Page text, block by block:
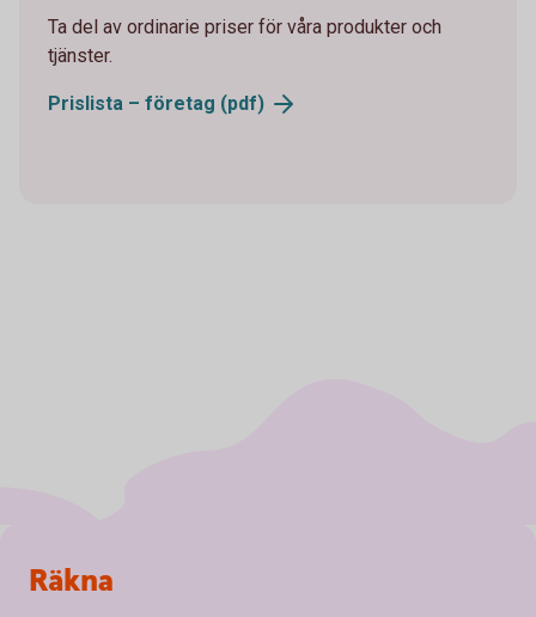
Ta del av ordinarie priser för våra produkter och
tjänster.
Prislista – företag (pdf)
Sidfot
Räkna